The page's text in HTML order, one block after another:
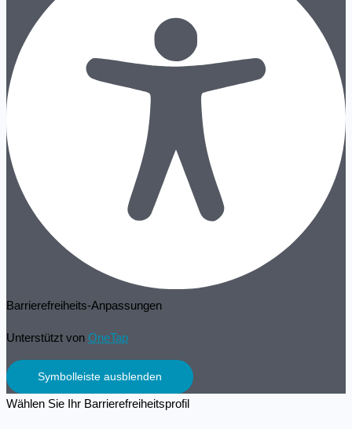
Barrierefreiheits-Anpassungen
Unterstützt von OneTap
Symbolleiste ausblenden
Wählen Sie Ihr Barrierefreiheitsprofil